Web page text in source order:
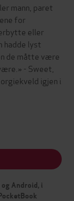
mann, paret
for
eller
hadde lyst
de måtte være
- Sweet,
igjen i
Android, i